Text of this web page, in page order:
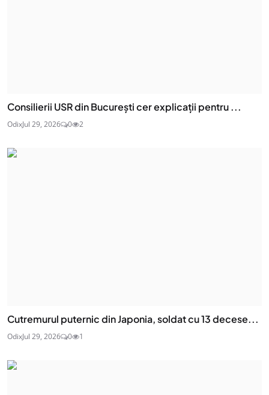
Consilierii USR din București cer explicații pentru ...
OdixJul 29, 2026 0 2
Cutremurul puternic din Japonia, soldat cu 13 decese...
OdixJul 29, 2026 0 1